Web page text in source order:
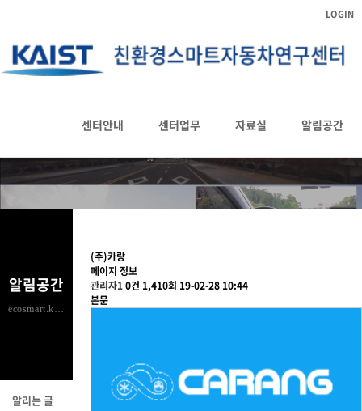
LOGIN
센터안내 센터업무 자료실 알림공간
입주기업 소개
(주)카랑
페이지 정보
관리자10건 1,410회 19-02-28 10:44
본문
알림공간
ecosmart.kaist.ac.kr
알리는 글